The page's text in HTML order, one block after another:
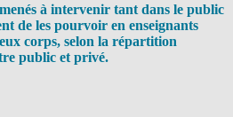
à intervenir tant dans le public
de les pourvoir en enseignants
corps, selon la répartition
public et privé.